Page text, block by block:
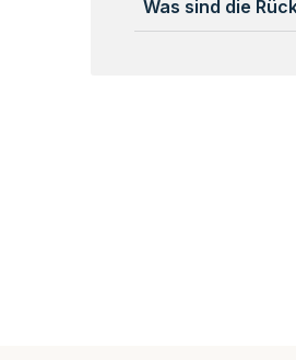
Was sind die